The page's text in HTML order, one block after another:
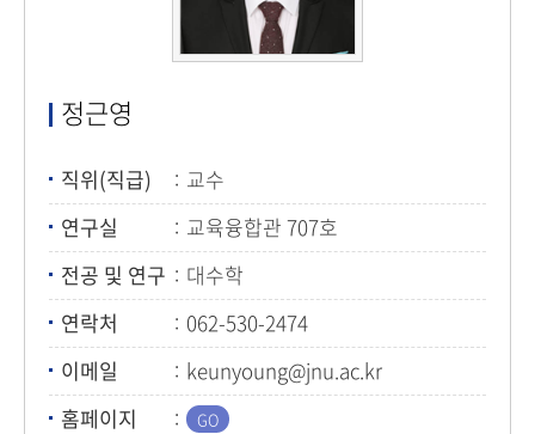
정근영
직위(직급)
교수
연구실
교육융합관 707호
전공 및 연구
대수학
연락처
062-530-2474
이메일
keunyoung@jnu.ac.kr
홈페이지